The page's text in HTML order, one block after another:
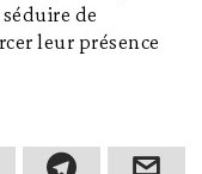
de
leur présence